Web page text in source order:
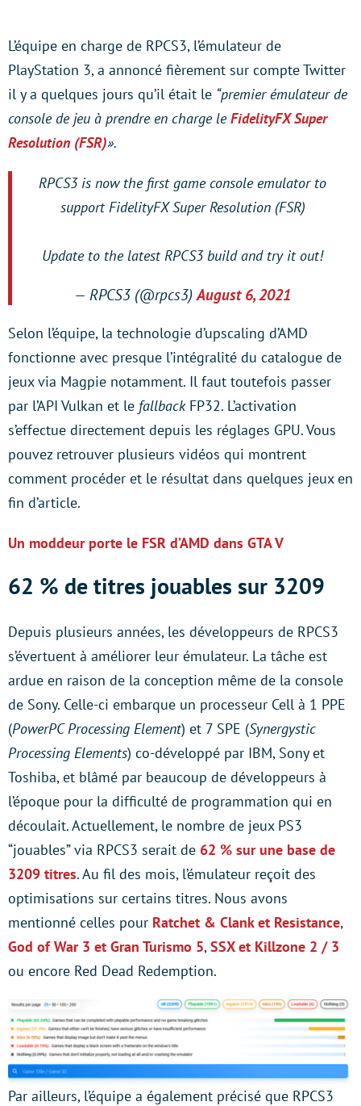
L’équipe en charge de RPCS3, l’émulateur de
PlayStation 3, a annoncé fièrement sur compte Twitter
il y a quelques jours qu’il était le “premier émulateur de
console de jeu à prendre en charge leFidelityFX Super
Resolution (FSR)».
RPCS3 is now the first game console emulator to
support FidelityFX Super Resolution (FSR)
Update to the latest RPCS3 build and try it out!
— RPCS3 (@rpcs3)August 6, 2021
Selon l’équipe, la technologie d’upscaling d’AMD
fonctionne avec presque l’intégralité du catalogue de
jeux via Magpie notamment. Il faut toutefois passer
par l’API Vulkan et le fallbackFP32. L’activation
s’effectue directement depuis les réglages GPU. Vous
pouvez retrouver plusieurs vidéos qui montrent
comment procéder et le résultat dans quelques jeux en
fin d’article.
Un moddeur porte le FSR d’AMD dans GTA V
62 % de titres jouables sur 3209
Depuis plusieurs années, les développeurs de RPCS3
s’évertuent à améliorer leur émulateur. La tâche est
ardue en raison de la conception même de la console
de Sony. Celle-ci embarque un processeur Cell à 1 PPE
(PowerPC Processing Element) et 7 SPE (Synergystic
Processing Elements) co-développé par IBM, Sony et
Toshiba, et blâmé par beaucoup de développeurs à
l’époque pour la difficulté de programmation qui en
découlait. Actuellement, le nombre de jeux PS3
“jouables” via RPCS3 serait de 62 % sur une base de
3209 titres. Au fil des mois, l’émulateur reçoit des
optimisations sur certains titres. Nous avons
mentionné celles pour Ratchet & Clank et Resistance,
God of War 3 et Gran Turismo 5,SSX et Killzone 2 / 3
ou encore Red Dead Redemption.
Par ailleurs, l’équipe a également précisé que RPCS3